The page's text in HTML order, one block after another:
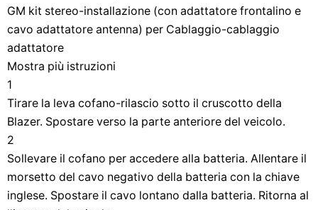
GM kit stereo-installazione (con adattatore frontalino e
cavo adattatore antenna) per Cablaggio-cablaggio
adattatore
Mostra più istruzioni
1
Tirare la leva cofano-rilascio sotto il cruscotto della
Blazer. Spostare verso la parte anteriore del veicolo.
2
Sollevare il cofano per accedere alla batteria. Allentare il
morsetto del cavo negativo della batteria con la chiave
inglese. Spostare il cavo lontano dalla batteria. Ritorna al